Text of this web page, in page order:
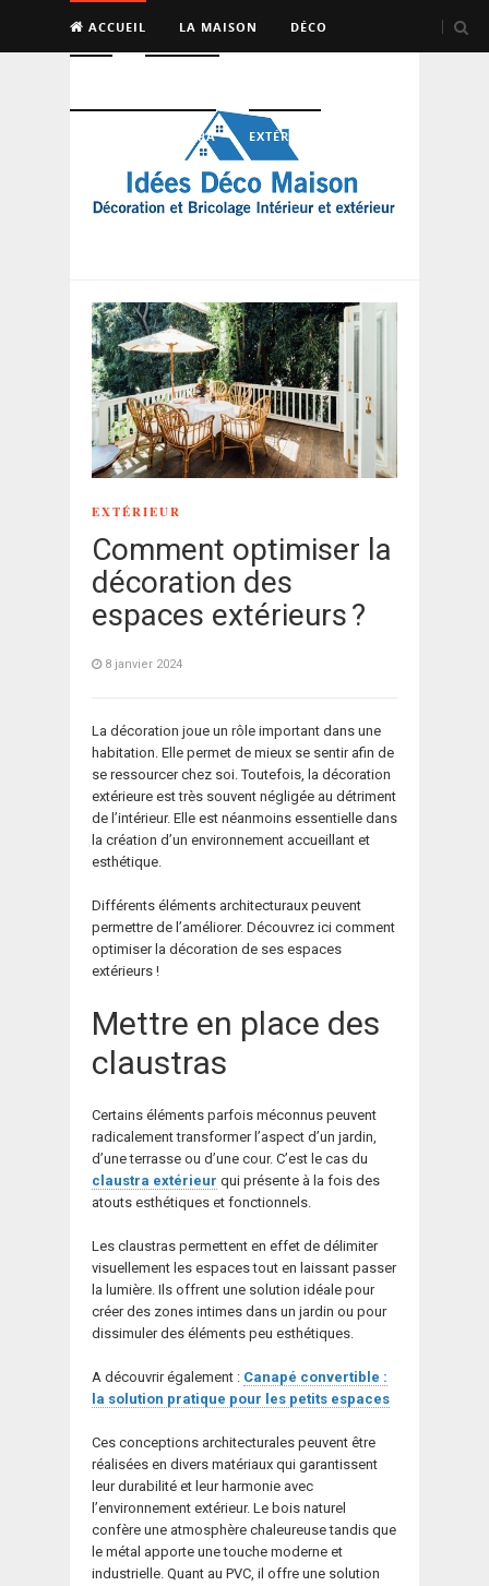
ACCUEIL LA MAISON DÉCO
PISCINE, SAUNA, SPA EXTÉRIEUR
EXTÉRIEUR
Comment optimiser la
décoration des
espaces extérieurs ?
8 janvier 2024
La décoration joue un rôle important dans une
habitation. Elle permet de mieux se sentir afin de
se ressourcer chez soi. Toutefois, la décoration
extérieure est très souvent négligée au détriment
de l’intérieur. Elle est néanmoins essentielle dans
la création d’un environnement accueillant et
esthétique.
Différents éléments architecturaux peuvent
permettre de l’améliorer. Découvrez ici comment
optimiser la décoration de ses espaces
extérieurs !
Mettre en place des
claustras
Certains éléments parfois méconnus peuvent
radicalement transformer l’aspect d’un jardin,
d’une terrasse ou d’une cour. C’est le cas du
claustra extérieur qui présente à la fois des
atouts esthétiques et fonctionnels.
Les claustras permettent en effet de délimiter
visuellement les espaces tout en laissant passer
la lumière. Ils offrent une solution idéale pour
créer des zones intimes dans un jardin ou pour
dissimuler des éléments peu esthétiques.
A découvrir également : Canapé convertible :
la solution pratique pour les petits espaces
Ces conceptions architecturales peuvent être
réalisées en divers matériaux qui garantissent
leur durabilité et leur harmonie avec
l’environnement extérieur. Le bois naturel
confère une atmosphère chaleureuse tandis que
le métal apporte une touche moderne et
industrielle. Quant au PVC, il offre une solution